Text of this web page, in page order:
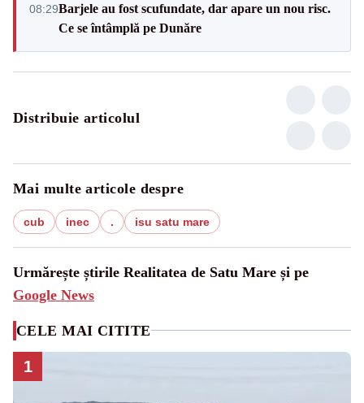
08:29Barjele au fost scufundate, dar apare un nou risc.
Ce se întâmplă pe Dunăre
Distribuie articolul
Mai multe articole despre
cub inec . isu satu mare
Urmărește știrile Realitatea de Satu Mare și pe
Google News
CELE MAI CITITE
1